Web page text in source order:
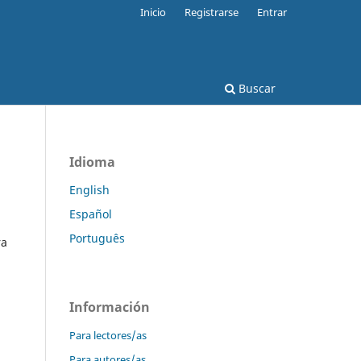
Buscar
Inicio Registrarse Entrar
Idioma
English
Español
Português
Información
Para lectores/as